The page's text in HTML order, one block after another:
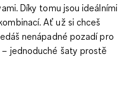
Díky tomu jsou ideálními
Ať už si chceš
nenápadné pozadí pro
jednoduché šaty prostě